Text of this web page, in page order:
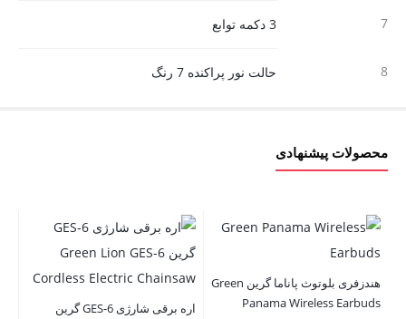
7 3 دکمه توابع
8 حالت نور پراکنده 7 رنگ
محصولات پیشنهادی
هندزفری بلوتوث پاناما گرین Green
Panama Wireless Earbuds
اره برقی شارژی GES-6 گرین